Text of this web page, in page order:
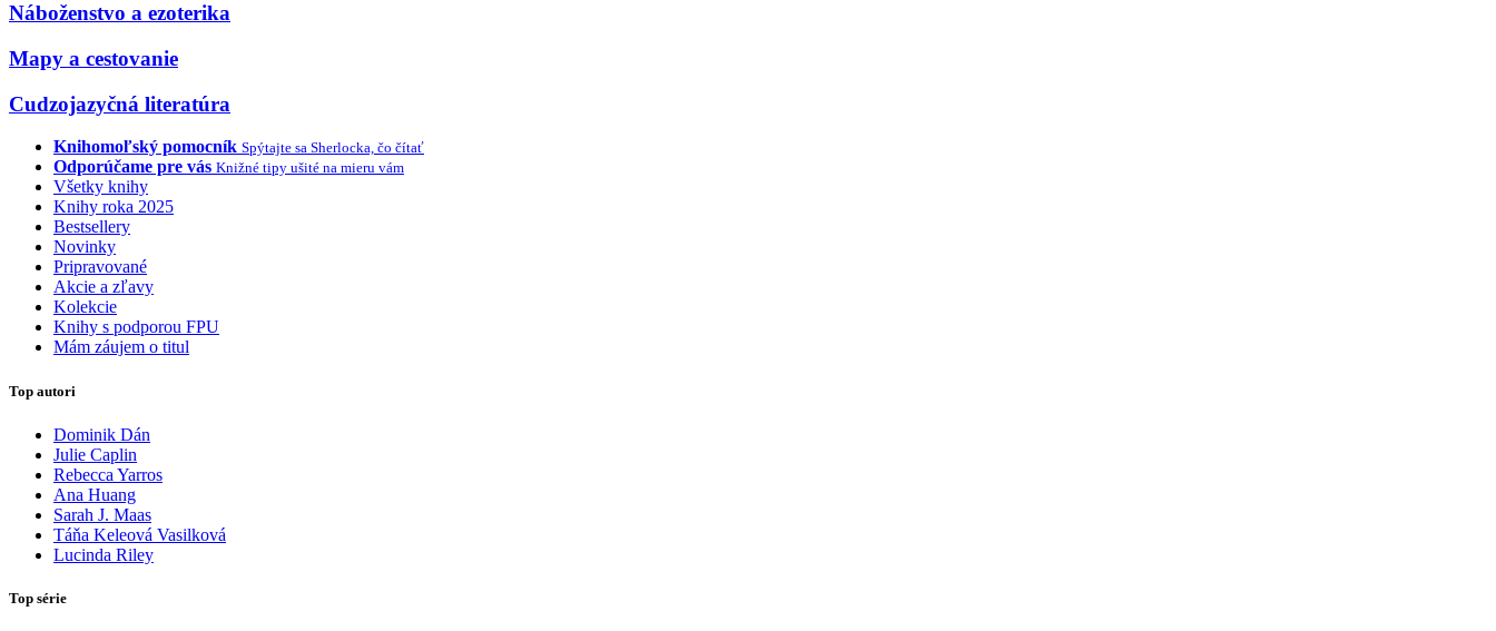
Náboženstvo a ezoterika
Mapy a cestovanie
Cudzojazyčná literatúra
Knihomoľský pomocník Spýtajte sa Sherlocka, čo čítať
Odporúčame pre vás Knižné tipy ušité na mieru vám
Všetky knihy
Knihy roka 2025
Bestsellery
Novinky
Pripravované
Akcie a zľavy
Kolekcie
Knihy s podporou FPU
Mám záujem o titul
Top autori
Dominik Dán
Julie Caplin
Rebecca Yarros
Ana Huang
Sarah J. Maas
Táňa Keleová Vasilková
Lucinda Riley
Top série